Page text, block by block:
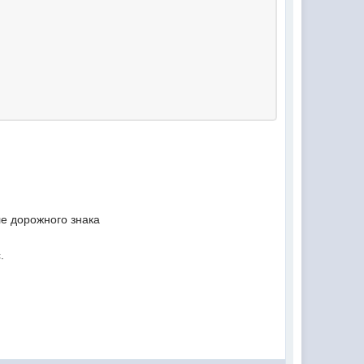
дорожного знака